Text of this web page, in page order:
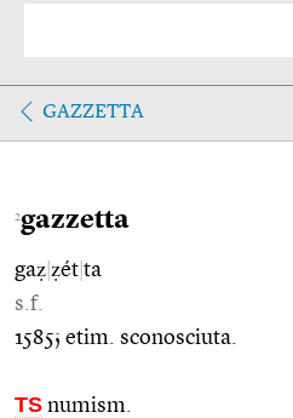
GAZZETTA
2gazzetta
gaẓ ẓét ta
s.f.
1585; etim. sconosciuta.
TS numism.